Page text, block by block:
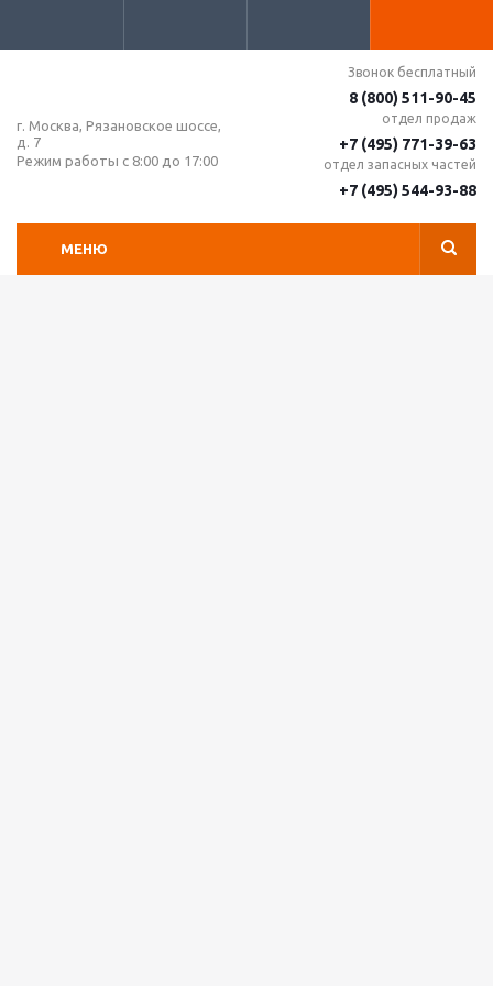
г. Москва, Рязановское шоссе,
д. 7
Режим работы с 8:00 до 17:00
Звонок бесплатный
8 (800) 511-90-45
отдел продаж
+7 (495) 771-39-63
отдел запасных частей
+7 (495) 544-93-88
МЕНЮ